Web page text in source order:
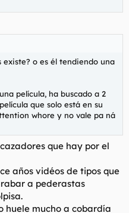
existe? o es él tendiendo una
película, ha buscado a 2
que solo está en su
whore y no vale pa ná
que hay por el
años vidéos de tipos que
a pederastas
huele mucho a cobardía